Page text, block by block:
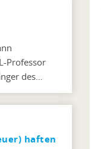
Professor
des…
haften